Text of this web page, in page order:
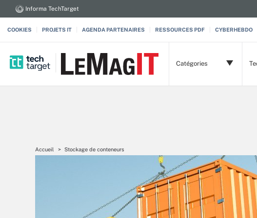
Informa TechTarget
COOKIES PROJETS IT AGENDA PARTENAIRES RESSOURCES PDF CYBERHEBDO
Catégories
Accueil Stockage de conteneurs